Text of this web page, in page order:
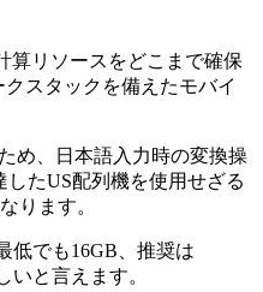
算リソースをどこまで確保
スタックを備えたモバイ
め、日本語入力時の変換操
たUS配列機を使用せざる
ります。
低でも16GB、推奨は
と言えます。